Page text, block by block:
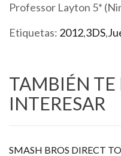
Professor Layton 5*
Etiquetas: 2012,3DS,
TAMBIÉN TE
INTERESAR
SMASH BROS DIRECT